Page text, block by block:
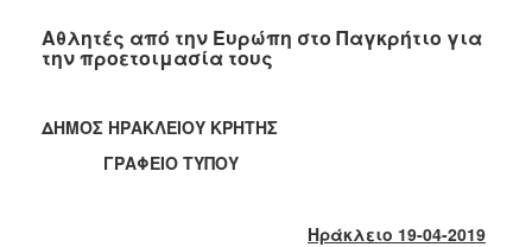
2022
2021
2019
2018
Αθλητές από την Ευρώπη στο Παγκρήτιο για
την προετοιμασία τους
ΔΗΜΟΣ ΗΡΑΚΛΕΙΟΥ ΚΡΗΤΗΣ
ΓΡΑΦΕΙΟ ΤΥΠΟΥ
Ηράκλειο 19-04-2019